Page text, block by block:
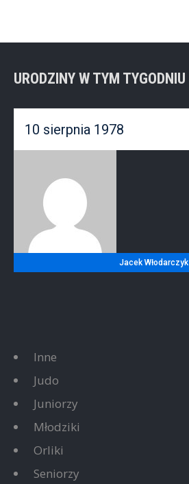
URODZINY W TYM TYGODNIU
10 sierpnia 1978
Jacek Włodarczyk
Inne
Judo
Juniorzy
Młodziki
Orliki
Seniorzy